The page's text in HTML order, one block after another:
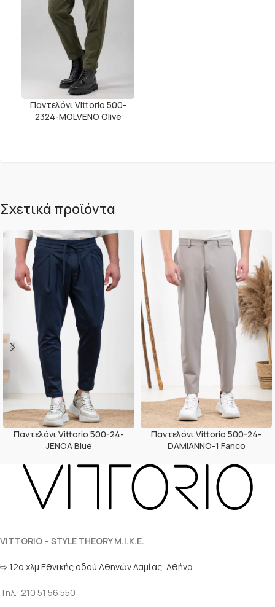
Παντελόνι Vittorio 500-
2324-MOLVENO Olive
Σχετικά προϊόντα
Παντελόνι Vittorio 500-24-
JENOA Blue
Παντελόνι Vittorio 500-24-
DAMIANNO-1 Fanco
VITTORIO – STYLE THEORY M.I.K.E.
⇨ 12ο χλμ Eθνικής οδού Αθηνών Λαμίας, Αθήνα
Τηλ.: 210 51 56 550